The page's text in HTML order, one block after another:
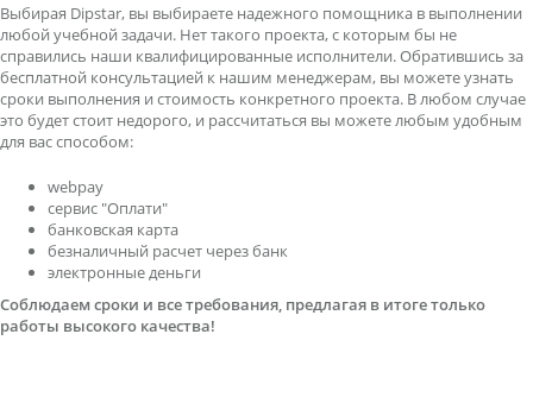
Выбирая Dipstar, вы выбираете надежного помощника в выполнении
любой учебной задачи. Нет такого проекта, с которым бы не
справились наши квалифицированные исполнители. Обратившись за
бесплатной консультацией к нашим менеджерам, вы можете узнать
сроки выполнения и стоимость конкретного проекта. В любом случае
это будет стоит недорого, и рассчитаться вы можете любым удобным
для вас способом:
webpay
сервис "Оплати"
банковская карта
безналичный расчет через банк
электронные деньги
Соблюдаем сроки и все требования, предлагая в итоге только
работы высокого качества!